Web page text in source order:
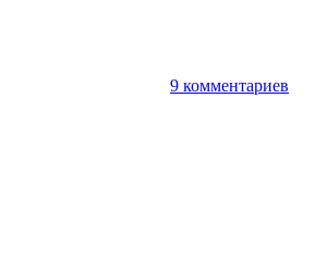
9 комментариев